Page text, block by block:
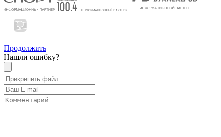
Продолжить
Нашли ошибку?